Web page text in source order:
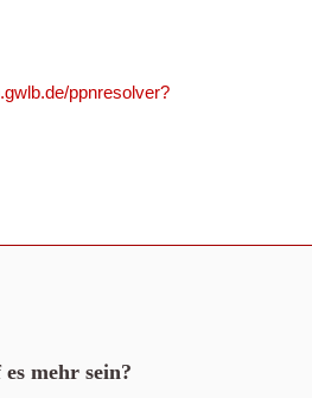
ppnresolver?
mehr sein?